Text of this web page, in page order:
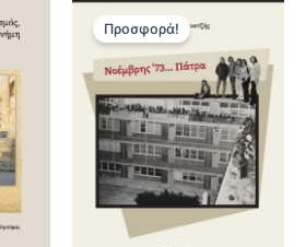
Προσφορά!